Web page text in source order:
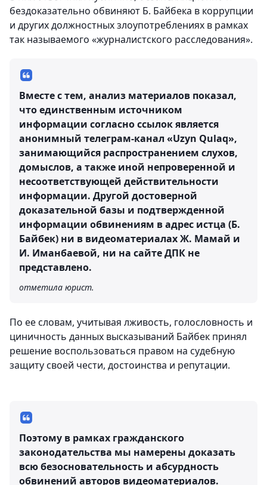
бездоказательно обвиняют Б. Байбека в коррупции
и других должностных злоупотреблениях в рамках
так называемого «журналистского расследования».
Вместе с тем, анализ материалов показал,
что единственным источником
информации согласно ссылок является
анонимный телеграм-канал «Uzyn Qulaq»,
занимающийся распространением слухов,
домыслов, а также иной непроверенной и
несоответствующей действительности
информации. Другой достоверной
доказательной базы и подтвержденной
информации обвинениям в адрес истца (Б.
Байбек) ни в видеоматериалах Ж. Мамай и
И. Иманбаевой, ни на сайте ДПК не
представлено.
отметила юрист.
По ее словам, учитывая лживость, голословность и
циничность данных высказываний Байбек принял
решение воспользоваться правом на судебную
защиту своей чести, достоинства и репутации.
Поэтому в рамках гражданского
законодательства мы намерены доказать
всю безосновательность и абсурдность
обвинений авторов видеоматериалов.